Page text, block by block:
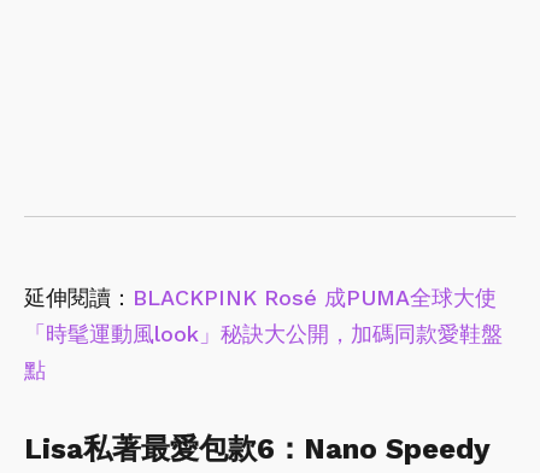
延伸閱讀： BLACKPINK Rosé 成PUMA全球大使
「時髦運動風look」秘訣大公開，加碼同款愛鞋盤
點
Lisa私著最愛包款6：Nano Speedy